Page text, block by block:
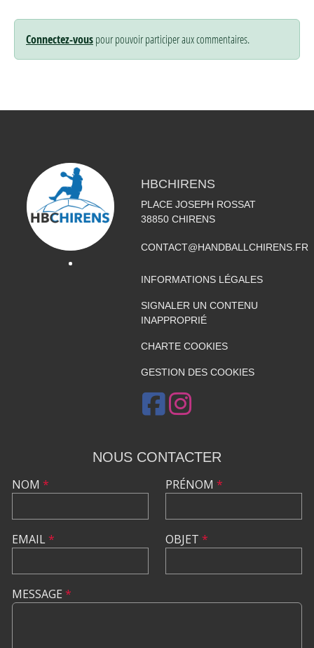
Connectez-vouspour pouvoir participer aux commentaires.
HBCHIRENS
PLACE JOSEPH ROSSAT
38850 CHIRENS
CONTACT@HANDBALLCHIRENS.FR
INFORMATIONS LÉGALES
SIGNALER UN CONTENU
INAPPROPRIÉ
CHARTE COOKIES
GESTION DES COOKIES
NOUS CONTACTER
NOM *
EMAIL*
PRÉNOM *
OBJET *
MESSAGE *